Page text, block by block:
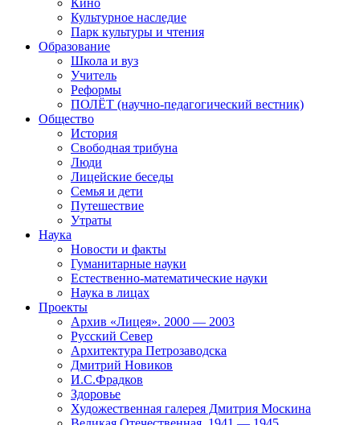
Кино
Культурное наследие
Парк культуры и чтения
Образование
Школа и вуз
Учитель
Реформы
ПОЛЁТ (научно-педагогический вестник)
Общество
История
Свободная трибуна
Люди
Лицейские беседы
Семья и дети
Путешествие
Утраты
Наука
Новости и факты
Гуманитарные науки
Естественно-математические науки
Наука в лицах
Проекты
Архив «Лицея». 2000 — 2003
Русский Север
Архитектура Петрозаводска
Дмитрий Новиков
И.С.Фрадков
Здоровье
Художественная галерея Дмитрия Москина